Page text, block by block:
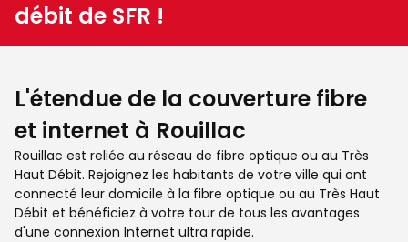
débit de SFR !
L'étendue de la couverture fibre
et internet à Rouillac
Rouillac est reliée au réseau de fibre optique ou au Très
Haut Débit. Rejoignez les habitants de votre ville qui ont
connecté leur domicile à la fibre optique ou au Très Haut
Débit et bénéficiez à votre tour de tous les avantages
d'une connexion Internet ultra rapide.